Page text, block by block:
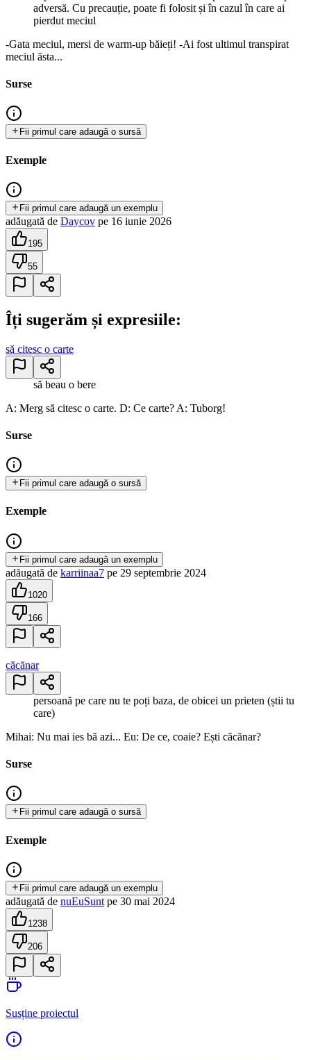
adversă. Cu precauție, poate fi folosit și în cazul în care ai
pierdut meciul
-Gata meciul, mersi de warm-up băieți! -Ai fost ultimul transpirat
meciul ăsta...
Surse
Fii primul care adaugă o sursă
Exemple
Fii primul care adaugă un exemplu
adăugată de Daycov pe 16 iunie 2026
195
55
Îți sugerăm și expresiile:
să citesc o carte
să beau o bere
A: Merg să citesc o carte. D: Ce carte? A: Tuborg!
Surse
Fii primul care adaugă o sursă
Exemple
Fii primul care adaugă un exemplu
adăugată de karriinaa7 pe 29 septembrie 2024
1020
166
căcănar
persoană pe care nu te poți baza, de obicei un prieten (știi tu
care)
Mihai: Nu mai ies bă azi... Eu: De ce, coaie? Ești căcănar?
Surse
Fii primul care adaugă o sursă
Exemple
Fii primul care adaugă un exemplu
adăugată de nuEuSunt pe 30 mai 2024
1238
206
Susține proiectul